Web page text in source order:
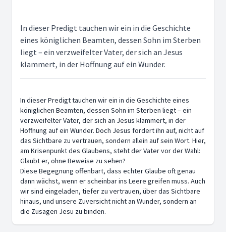
In dieser Predigt tauchen wir ein in die Geschichte
eines königlichen Beamten, dessen Sohn im Sterben
liegt – ein verzweifelter Vater, der sich an Jesus
klammert, in der Hoffnung auf ein Wunder.
In dieser Predigt tauchen wir ein in die Geschichte eines
königlichen Beamten, dessen Sohn im Sterben liegt – ein
verzweifelter Vater, der sich an Jesus klammert, in der
Hoffnung auf ein Wunder. Doch Jesus fordert ihn auf, nicht auf
das Sichtbare zu vertrauen, sondern allein auf sein Wort. Hier,
am Krisenpunkt des Glaubens, steht der Vater vor der Wahl:
Glaubt er, ohne Beweise zu sehen?
Diese Begegnung offenbart, dass echter Glaube oft genau
dann wächst, wenn er scheinbar ins Leere greifen muss. Auch
wir sind eingeladen, tiefer zu vertrauen, über das Sichtbare
hinaus, und unsere Zuversicht nicht an Wunder, sondern an
die Zusagen Jesu zu binden.